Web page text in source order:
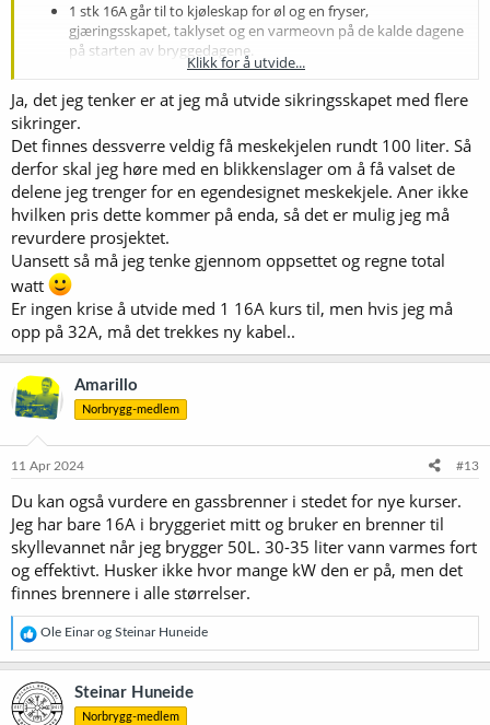
1 stk 16A går til to kjøleskap for øl og en fryser,
gjæringsskapet, taklyset og en varmeovn på de kalde dagene
på starten av bryggedagene.
1 stk 16A går til skyllevannsvarmeren som jeg starter når jeg
begynner meskingen. Varmeelementet på BB60 er 3000W.
2 stk 16A går til Brewtools B80 som har to støpsler med hver
sitt varmeelement på 3000W. Disse er full power ved
oppvarming, mens ca 70% effekt ved koking og 40% effekt
ved mesking.
Klikk for å utvide...
Ja, det jeg tenker er at jeg må utvide sikringsskapet med flere
sikringer.
Det finnes dessverre veldig få meskekjelen rundt 100 liter. Så
derfor skal jeg høre med en blikkenslager om å få valset de
delene jeg trenger for en egendesignet meskekjele. Aner ikke
hvilken pris dette kommer på enda, så det er mulig jeg må
revurdere prosjektet.
Uansett så må jeg tenke gjennom oppsettet og regne total
watt
Er ingen krise å utvide med 1 16A kurs til, men hvis jeg må
opp på 32A, må det trekkes ny kabel..
Amarillo
Norbrygg-medlem
11 Apr 2024 #13
Du kan også vurdere en gassbrenner i stedet for nye kurser.
Jeg har bare 16A i bryggeriet mitt og bruker en brenner til
skyllevannet når jeg brygger 50L. 30-35 liter vann varmes fort
og effektivt. Husker ikke hvor mange kW den er på, men det
finnes brennere i alle størrelser.
R
e
a
k
s
j
Ole Einarog Steinar Huneide
Steinar Huneide
Norbrygg-medlem